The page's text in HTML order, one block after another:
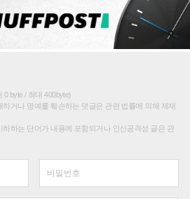
byte / 최대 400byte)
거나 명예를 훼손하는 댓글은 관련 법률에 의해 제재
하하는 단어가 내용에 포함되거나 인신공격성 글은 관